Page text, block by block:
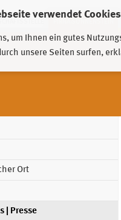
verwendet
um Ihnen ein gutes
unsere Seiten surfen,
Ort
| Presse